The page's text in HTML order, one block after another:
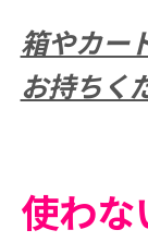
箱やカー
お持ちく
使わな